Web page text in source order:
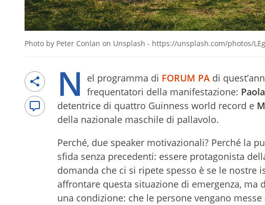
Photo by Peter Conlan on Unsplash - https://unsplash.com/photos/
N el programma di FORUM PA di
frequentatori della manifestazione:
detentrice di quattro Guinness world record e
della nazionale maschile di pallavolo.
Perché, due speaker motivazionali? Perché la
sfida senza precedenti: essere protagonista
domanda che ci si ripete spesso è se le
affrontare questa situazione di emergenza,
una condizione: che le persone vengano